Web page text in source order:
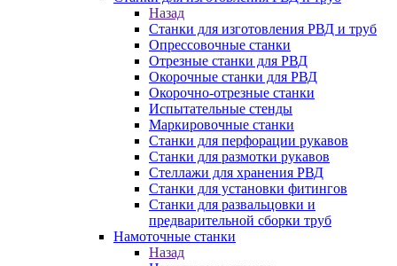
Назад
Станки для изготовления РВД и труб
Опрессовочные станки
Отрезные станки для РВД
Окорочные станки для РВД
Окорочно-отрезные станки
Испытательные стенды
Маркировочные станки
Станки для перфорации рукавов
Станки для размотки рукавов
Стеллажи для хранения РВД
Станки для установки фитингов
Станки для развальцовки и
предварительной сборки труб
Намоточные станки
Назад